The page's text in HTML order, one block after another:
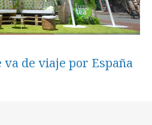
va de viaje por España